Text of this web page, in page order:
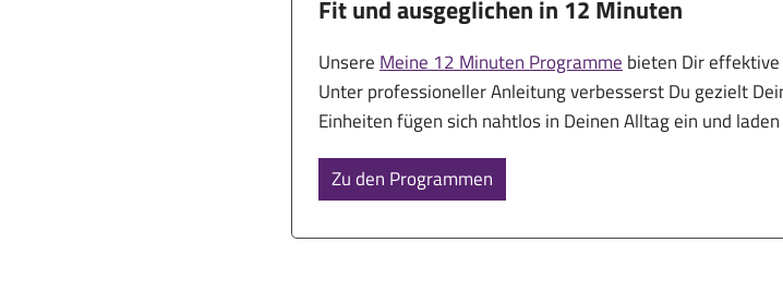
Fit und ausgeglichen in 12 Minuten
Unsere Meine 12 Minuten Programme bieten Dir
Unter professioneller Anleitung verbesserst Du gezielt
Einheiten fügen sich nahtlos in Deinen Alltag ein und
Zu den Programmen